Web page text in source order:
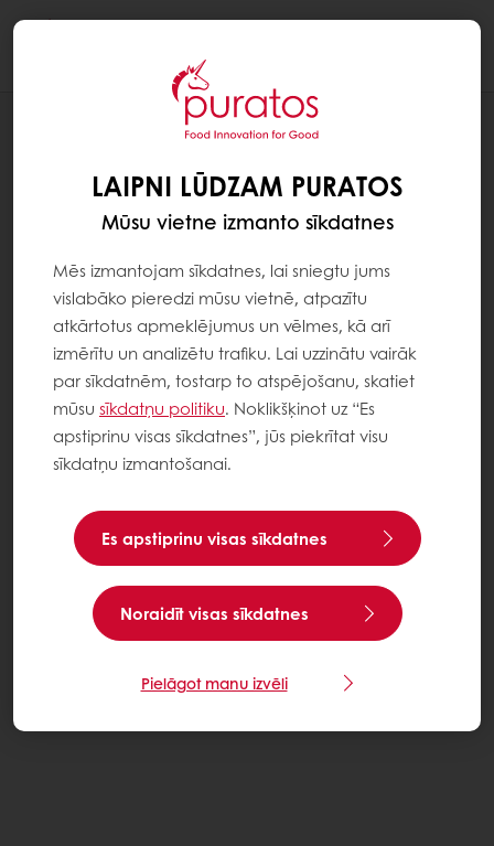
ILGTSPĒJĪGS ŠOKOLĀDES EKLĒRS
LAIPNI LŪDZAM PURATOS
Mūsu vietne izmanto sīkdatnes
Mēs izmantojam sīkdatnes, lai sniegtu jums
vislabāko pieredzi mūsu vietnē, atpazītu
atkārtotus apmeklējumus un vēlmes, kā arī
izmērītu un analizētu trafiku. Lai uzzinātu vairāk
par sīkdatnēm, tostarp to atspējošanu, skatiet
mūsu sīkdatņu politiku. Noklikšķinot uz “Es
apstiprinu visas sīkdatnes”, jūs piekrītat visu
sīkdatņu izmantošanai.
Es apstiprinu visas sīkdatnes
Noraidīt visas sīkdatnes
Pielāgot manu izvēli